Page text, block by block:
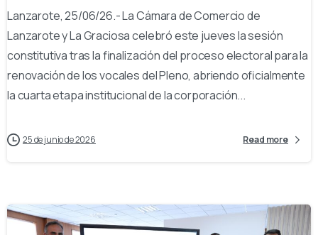
Lanzarote, 25/06/26.- La Cámara de Comercio de
Lanzarote y La Graciosa celebró este jueves la sesión
constitutiva tras la finalización del proceso electoral para la
renovación de los vocales del Pleno, abriendo oficialmente
la cuarta etapa institucional de la corporación...
25 de junio de 2026 Read more